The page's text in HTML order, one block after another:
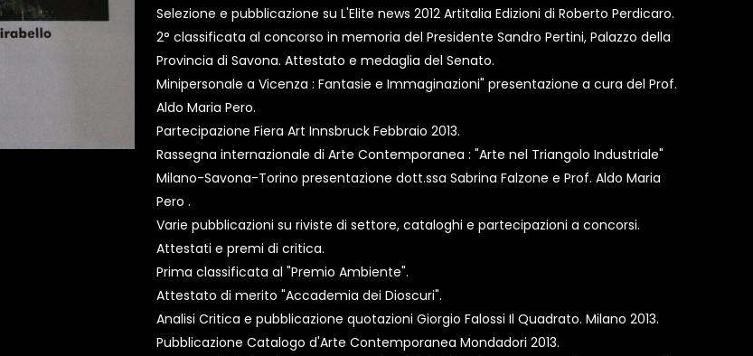
Selezione e pubblicazione su L'Elite news 2012 Artitalia Edizioni di Roberto Perdicaro.
2° classificata al concorso in memoria del Presidente Sandro Pertini, Palazzo della
Provincia di Savona. Attestato e medaglia del Senato.
Minipersonale a Vicenza : Fantasie e Immaginazioni" presentazione a cura del Prof.
Aldo Maria Pero.
Partecipazione Fiera Art Innsbruck Febbraio 2013.
Rassegna internazionale di Arte Contemporanea : "Arte nel Triangolo Industriale"
Milano-Savona-Torino presentazione dott.ssa Sabrina Falzone e Prof. Aldo Maria
Pero .
Varie pubblicazioni su riviste di settore, cataloghi e partecipazioni a concorsi.
Attestati e premi di critica.
Prima classificata al "Premio Ambiente".
Attestato di merito "Accademia dei Dioscuri".
Analisi Critica e pubblicazione quotazioni Giorgio Falossi Il Quadrato. Milano 2013.
Pubblicazione Catalogo d'Arte Contemporanea Mondadori 2013.